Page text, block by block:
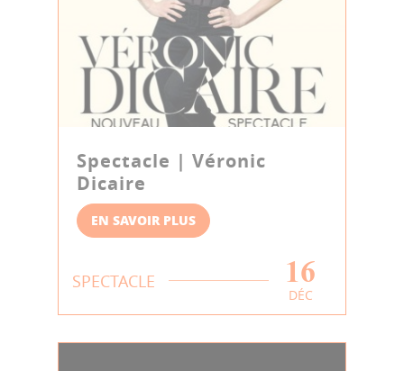
Spectacle | Véronic
Dicaire
EN SAVOIR PLUS
SPECTACLE 16
DÉC